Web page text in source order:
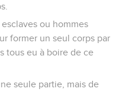
ou hommes
former un seul corps par
tous eu à boire de ce
seule partie, mais de